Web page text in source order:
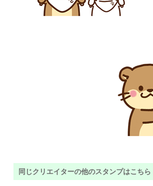
同じクリエイターの他のスタンプはこちら